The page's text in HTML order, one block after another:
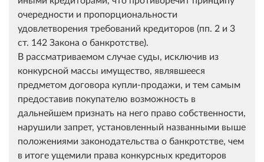
очередности и пропорциональности
удовлетворения требований кредиторов (пп. 2 и 3
ст. 142 Закона о банкротстве).
В рассматриваемом случае суды, исключив из
конкурсной массы имущество, являвшееся
предметом договора купли-продажи, и тем самым
предоставив покупателю возможность в
дальнейшем признать на него право собственности,
нарушили запрет, установленный названными выше
положениями законодательства о банкротстве, чем
в итоге ущемили права конкурсных кредиторов